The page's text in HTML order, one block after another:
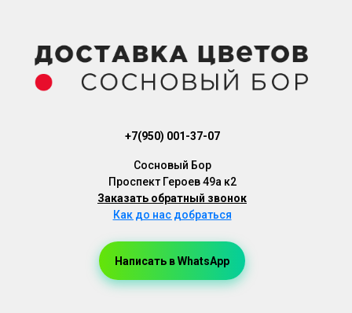
+7(950) 001-37-07
Cосновый Бор
Проспект Героев 49а к2
Заказать обратный звонок
Как до нас добраться
Написать в WhatsApp